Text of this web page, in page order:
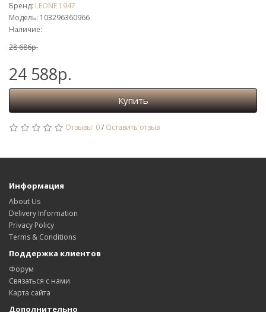
Бренд: LEONE 1947
Модель: 103296360966
Наличие:
28 686р.
24 588р.
Купить
Отзывы: 0/ Оставить отзыв
Информация
About Us
Delivery Information
Privacy Policy
Terms & Conditions
Поддержка клиентов
Форум
Связаться с нами
Карта сайта
Дополнительно